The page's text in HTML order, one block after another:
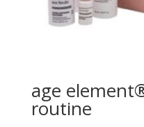
age
routine